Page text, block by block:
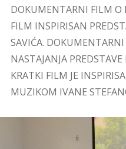
DOKUMENTARNI FILM O
FILM INSPIRISAN
SAVIĆA.
NASTAJANJA
KRATKI FILM JE
MUZIKOM IVANE